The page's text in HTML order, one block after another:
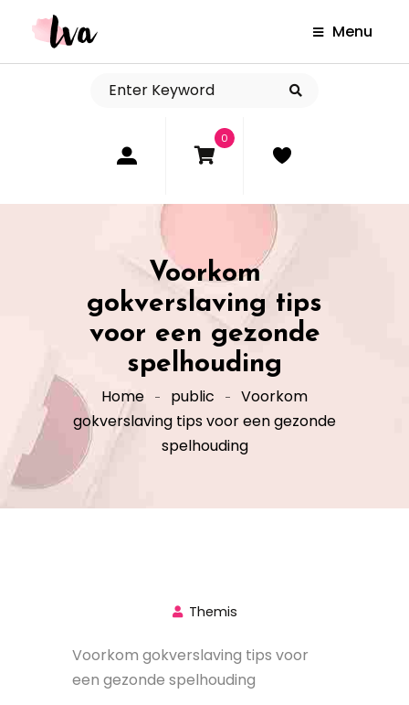
Menu
0
Voorkom
gokverslaving tips
voor een gezonde
spelhouding
Home public
Voorkom
gokverslaving tips voor een gezonde
spelhouding
Themis
Voorkom gokverslaving tips voor
een gezonde spelhouding